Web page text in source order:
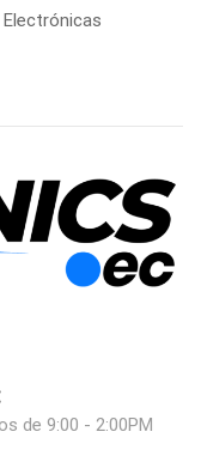
de 9:00 - 2:00PM